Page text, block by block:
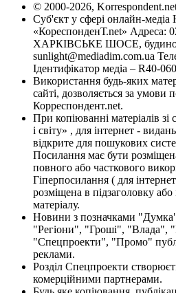
© 2000-2026,
Суб'єкт у сфері онлайн-медіа
«КореспонденТ.net» Адреса:
ХАРКІВСЬКЕ ШОСЕ, будинок
sunlight@mediadim.com.ua
Ідентифікатор медіа – R40-
Використання будь-яких
сайті, дозволяється за умови
Корреспондент.net.
При копіюванні матеріалів
і світу» , для інтернет -
відкрите для пошукових
Посилання має бути
повного або часткового
Гіперпосилання ( для
розміщена в підзаголовку
матеріалу.
Новини з позначками
"Регіони", "Гроші", "Влада",
"Спецпроекти", "Промо"
реклами.
Розділ Спецпроекти
комерційними партнерами.